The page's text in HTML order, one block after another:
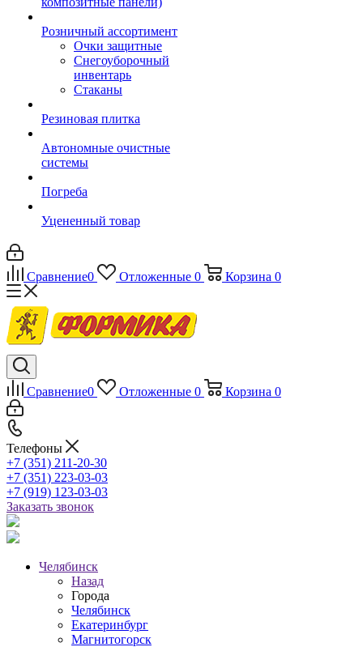
Розничный ассортимент
Очки защитные
Снегоуборочный
инвентарь
Стаканы
Резиновая плитка
Автономные очистные
системы
Погреба
Уцененный товар
Сравнение0 Отложенные 0 Корзина 0
Сравнение0 Отложенные 0 Корзина 0
Телефоны
+7 (351) 211-20-30
+7 (351) 223-03-03
+7 (919) 123-03-03
Заказать звонок
Челябинск
Назад
Города
Челябинск
Екатеринбург
Магнитогорск